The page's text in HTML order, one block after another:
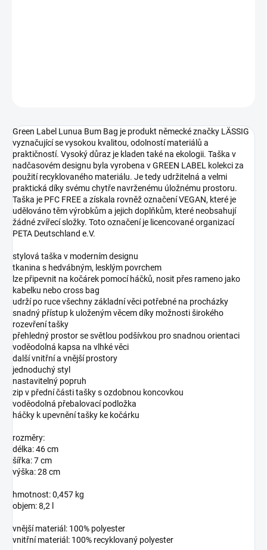
Green Label Lunua Bum Bag je produkt německé značky LÄSSIG
vyznačující se vysokou kvalitou, odolností materiálů a
praktičností. Vysoký důraz je kladen také na ekologii. Taška v
nadčasovém designu byla vyrobena v GREEN LABEL kolekci za
použití recyklovaného materiálu. Je tedy udržitelná a velmi
praktická díky svému chytře navrženému úložnému prostoru.
Taška je PFC FREE a získala rovněž označení VEGAN, které je
udělováno těm výrobkům a jejich doplňkům, které neobsahují
žádné zvířecí složky. Toto označení je licencované organizací
PETA Deutschland e.V.
stylová taška v moderním designu
tkanina s hedvábným, lesklým povrchem
lze připevnit na kočárek pomocí háčků, nosit přes rameno jako
kabelku nebo cross bag
udrží po ruce všechny základní věci potřebné na procházky
snadný přístup k uloženým věcem díky možnosti širokého
rozevření tašky
přehledný prostor se světlou podšívkou pro snadnou orientaci
voděodolná kapsa na vlhké věci
další vnitřní a vnější prostory
jednoduchý styl
nastavitelný popruh
zip v přední části tašky s ozdobnou koncovkou
voděodolná přebalovací podložka
háčky k upevnění tašky ke kočárku
rozměry:
délka: 46 cm
šířka: 7 cm
výška: 28 cm
hmotnost: 0,457 kg
objem: 8,2 l
vnější materiál: 100% polyester
vnitřní materiál: 100% recyklovaný polyester